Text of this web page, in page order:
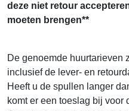
deze niet retour
moeten brengen**
De genoemde huurtarieven
inclusief de lever- en
Heeft u de spullen langer
komt er een toeslag bij voor